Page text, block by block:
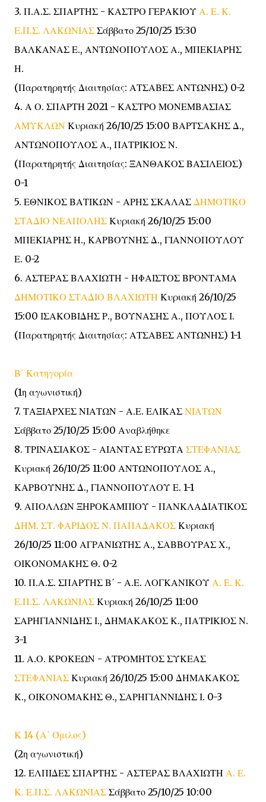
3. Π.Α.Σ. ΣΠΑΡΤΗΣ - ΚΑΣΤΡΟ ΓΕΡΑΚΙΟΥ Α. Ε. Κ.
Ε.Π.Σ. ΛΑΚΩΝΙΑΣ Σάββατο 25/10/25 15:30
ΒΑΛΚΑΝΑΣ Ε., ΑΝΤΩΝΟΠΟΥΛΟΣ Α., ΜΠΕΚΙΑΡΗΣ
Η.
(Παρατηρητής Διαιτησίας: ΑΤΣΑΒΕΣ ΑΝΤΩΝΗΣ) 0-2
4. Α Ο. ΣΠΑΡΤΗ 2021 - ΚΑΣΤΡΟ ΜΟΝΕΜΒΑΣΙΑΣ
ΑΜΥΚΛΩΝ Κυριακή 26/10/25 15:00 ΒΑΡΤΣΑΚΗΣ Δ.,
ΑΝΤΩΝΟΠΟΥΛΟΣ Α., ΠΑΤΡΙΚΙΟΣ Ν.
(Παρατηρητής Διαιτησίας: ΞΑΝΘΑΚΟΣ ΒΑΣΙΛΕΙΟΣ)
0-1
5. ΕΘΝΙΚΟΣ ΒΑΤΙΚΩΝ - ΑΡΗΣ ΣΚΑΛΑΣ ΔΗΜΟΤΙΚΟ
ΣΤΑΔΙΟ ΝΕΑΠΟΛΗΣ Κυριακή 26/10/25 15:00
ΜΠΕΚΙΑΡΗΣ Η., ΚΑΡΒΟΥΝΗΣ Δ., ΓΙΑΝΝΟΠΟΥΛΟΥ
Ε. 0-2
6. ΑΣΤΕΡΑΣ ΒΛΑΧΙΩΤΗ - ΗΦΑΙΣΤΟΣ ΒΡΟΝΤΑΜΑ
ΔΗΜΟΤΙΚΟ ΣΤΑΔΙΟ ΒΛΑΧΙΩΤΗ Κυριακή 26/10/25
15:00 ΙΣΑΚΟΒΙΔΗΣ Ρ., ΒΟΥΝΑΣΗΣ Α., ΠΟΥΛΟΣ Ι.
(Παρατηρητής Διαιτησίας: ΑΤΣΑΒΕΣ ΑΝΤΩΝΗΣ) 1-1
Β΄ Κατηγορία
(1η αγωνιστική)
7. ΤΑΞΙΑΡΧΕΣ ΝΙΑΤΩΝ - Α.Ε. ΕΛΙΚΑΣ ΝΙΑΤΩΝ
Σάββατο 25/10/25 15:00 Αναβλήθηκε
8. ΤΡΙΝΑΣΙΑΚΟΣ - ΑΙΑΝΤΑΣ ΕΥΡΩΤΑ ΣΤΕΦΑΝΙΑΣ
Κυριακή 26/10/25 11:00 ΑΝΤΩΝΟΠΟΥΛΟΣ Α.,
ΚΑΡΒΟΥΝΗΣ Δ., ΓΙΑΝΝΟΠΟΥΛΟΥ Ε. 1-1
9. ΑΠΟΛΛΩΝ ΞΗΡΟΚΑΜΠΙΟΥ - ΠΑΝΚΛΑΔΙΑΤΙΚΟΣ
ΔΗΜ. ΣΤ. ΦΑΡΙΔΟΣ Ν. ΠΑΠΑΔΑΚΟΣ Κυριακή
26/10/25 11:00 ΑΓΡΑΝΙΩΤΗΣ Α., ΣΑΒΒΟΥΡΑΣ Χ.,
ΟΙΚΟΝΟΜΑΚΗΣ Θ. 0-2
10. Π.Α.Σ. ΣΠΑΡΤΗΣ Β΄ - Α.Ε. ΛΟΓΚΑΝΙΚΟΥ Α. Ε. Κ.
Ε.Π.Σ. ΛΑΚΩΝΙΑΣ Κυριακή 26/10/25 11:00
ΣΑΡΗΓΙΑΝΝΙΔΗΣ Ι., ΔΗΜΑΚΑΚΟΣ Κ., ΠΑΤΡΙΚΙΟΣ Ν.
3-1
11. Α.Ο. ΚΡΟΚΕΩΝ - ΑΤΡΟΜΗΤΟΣ ΣΥΚΕΑΣ
ΣΤΕΦΑΝΙΑΣ Κυριακή 26/10/25 15:00 ΔΗΜΑΚΑΚΟΣ
Κ., ΟΙΚΟΝΟΜΑΚΗΣ Θ., ΣΑΡΗΓΙΑΝΝΙΔΗΣ Ι. 0-3
Κ 14 (Α΄ Όμιλος)
(2η αγωνιστική)
12. ΕΛΠΙΔΕΣ ΣΠΑΡΤΗΣ - ΑΣΤΕΡΑΣ ΒΛΑΧΙΩΤΗ Α. Ε.
Κ. Ε.Π.Σ. ΛΑΚΩΝΙΑΣ Σάββατο 25/10/25 10:00